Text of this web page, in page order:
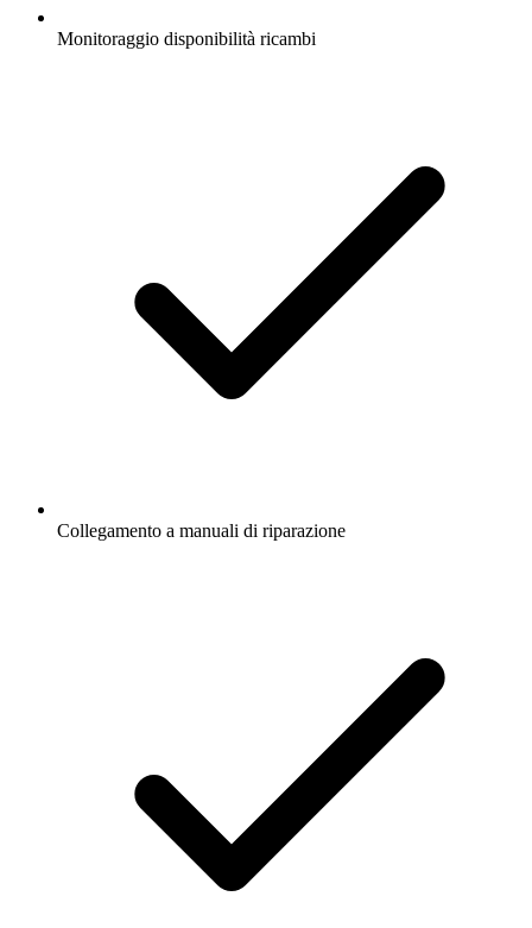
Monitoraggio disponibilità ricambi
Collegamento a manuali di riparazione